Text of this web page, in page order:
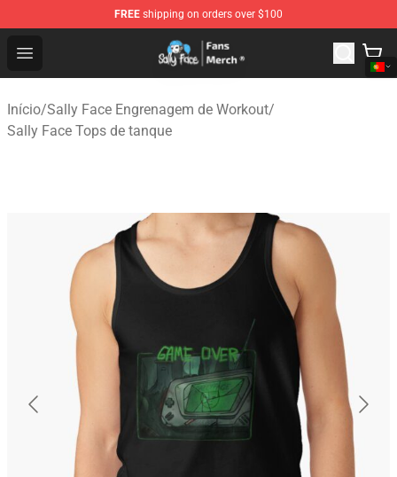
FREE shipping on orders over $100
Open menu
Sally Face Store - Official Sally Face Merchandise Shop
Início/Sally Face Engrenagem de Workout/
Sally Face Tops de tanque